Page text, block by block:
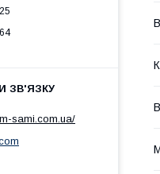
sami.com.ua/